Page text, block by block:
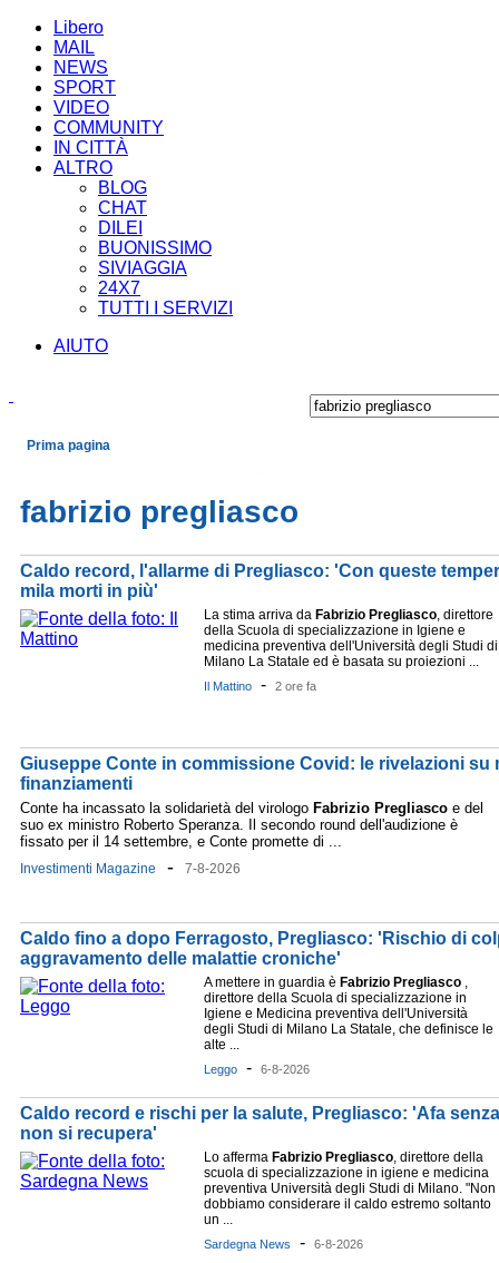
Libero
MAIL
NEWS
SPORT
VIDEO
COMMUNITY
IN CITTÀ
ALTRO
BLOG
CHAT
DILEI
BUONISSIMO
SIVIAGGIA
24X7
TUTTI I SERVIZI
AIUTO
Prima pagina
fabrizio pregliasco
Caldo record, l'allarme di Pregliasco: 'Con queste
mila morti in più'
La stima arriva da Fabrizio Pregliasco, direttore
della Scuola di specializzazione in Igiene e
medicina preventiva dell'Università degli Studi di
Milano La Statale ed è basata su proiezioni ...
Il Mattino - 2 ore fa
Giuseppe Conte in commissione Covid: le rivelazioni su
finanziamenti
Conte ha incassato la solidarietà del virologo Fabrizio Pregliasco e del
suo ex ministro Roberto Speranza. Il secondo round dell'audizione è
fissato per il 14 settembre, e Conte promette di ...
Investimenti Magazine - 7-8-2026
Caldo fino a dopo Ferragosto, Pregliasco: 'Rischio di
aggravamento delle malattie croniche'
A mettere in guardia è Fabrizio Pregliasco ,
direttore della Scuola di specializzazione in
Igiene e Medicina preventiva dell'Università
degli Studi di Milano La Statale, che definisce le
alte ...
Leggo - 6-8-2026
Caldo record e rischi per la salute, Pregliasco: 'Afa
non si recupera'
Lo afferma Fabrizio Pregliasco, direttore della
scuola di specializzazione in igiene e medicina
preventiva Università degli Studi di Milano. "Non
dobbiamo considerare il caldo estremo soltanto
un ...
Sardegna News - 6-8-2026